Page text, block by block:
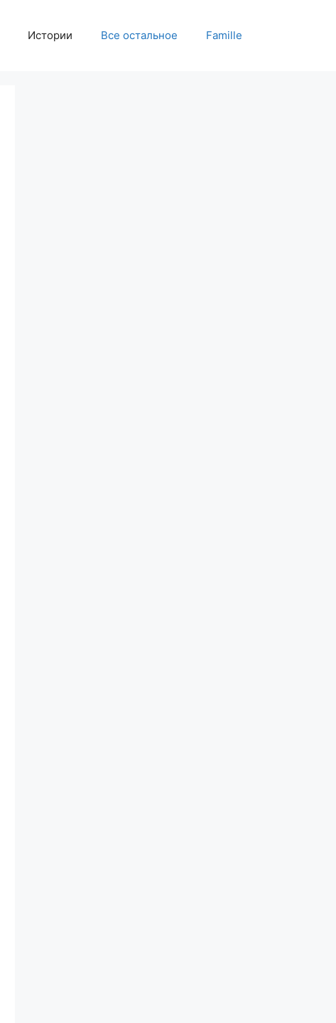
Истории Все остальное Famille